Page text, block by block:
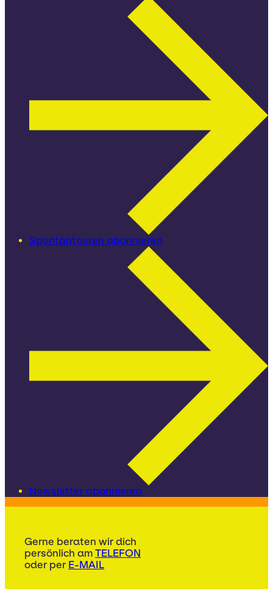
Spontantouren abonnieren
Newsletter abonnieren
Gerne beraten wir dich
persönlich am TELEFON
oder per E-MAIL